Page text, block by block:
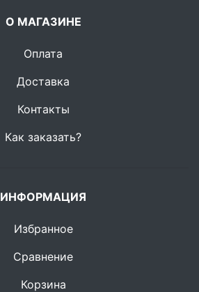
О МАГАЗИНЕ
Оплата
Доставка
Контакты
Как заказать?
ИНФОРМАЦИЯ
Избранное
Сравнение
Корзина